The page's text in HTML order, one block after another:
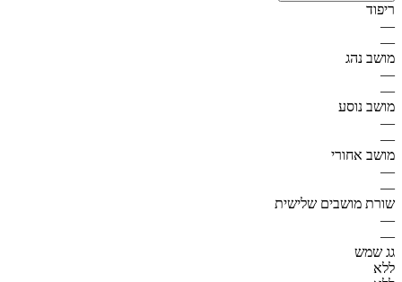
ריפוד
—
—
מושב נהג
—
—
מושב נוסע
—
—
מושב אחורי
—
—
שורת מושבים שלישית
—
—
גג שמש
ללא